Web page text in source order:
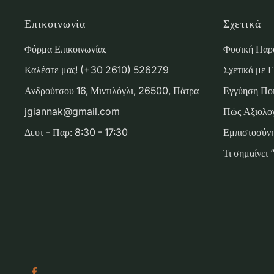
Επικοινωνία
Φόρμα Επικοινωνίας
Καλέστε μας! (+30 2610) 526279
Ανδρούτσου 16, Μιντιλόγλι, 26500, Πάτρα
jgiannak@gmail.com
Δευτ - Παρ: 8:30 - 17:30
Σχετικά
Φυσική
Σχετικά με
Εγγύηση
Πώς
Τι σημαίνει